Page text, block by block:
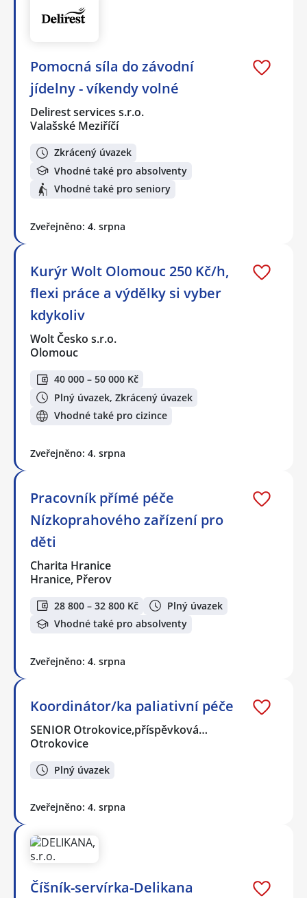
Pomocná síla do závodní
jídelny - víkendy volné
Delirest services s.r.o.
Valašské Meziříčí
Zkrácený úvazek
Vhodné také pro absolventy
Vhodné také pro seniory
Zveřejněno: 4. srpna
Kurýr Wolt Olomouc 250 Kč/h,
flexi práce a výdělky si vyber
kdykoliv
Wolt Česko s.r.o.
Olomouc
40 000 – 50 000 Kč
Plný úvazek, Zkrácený úvazek
Vhodné také pro cizince
Zveřejněno: 4. srpna
Pracovník přímé péče
Nízkoprahového zařízení pro
děti
Charita Hranice
Hranice, Přerov
28 800 – 32 800 Kč
Plný úvazek
Vhodné také pro absolventy
Zveřejněno: 4. srpna
Koordinátor/ka paliativní péče
SENIOR Otrokovice,příspěvková…
Otrokovice
Plný úvazek
Zveřejněno: 4. srpna
Číšník-servírka-Delikana